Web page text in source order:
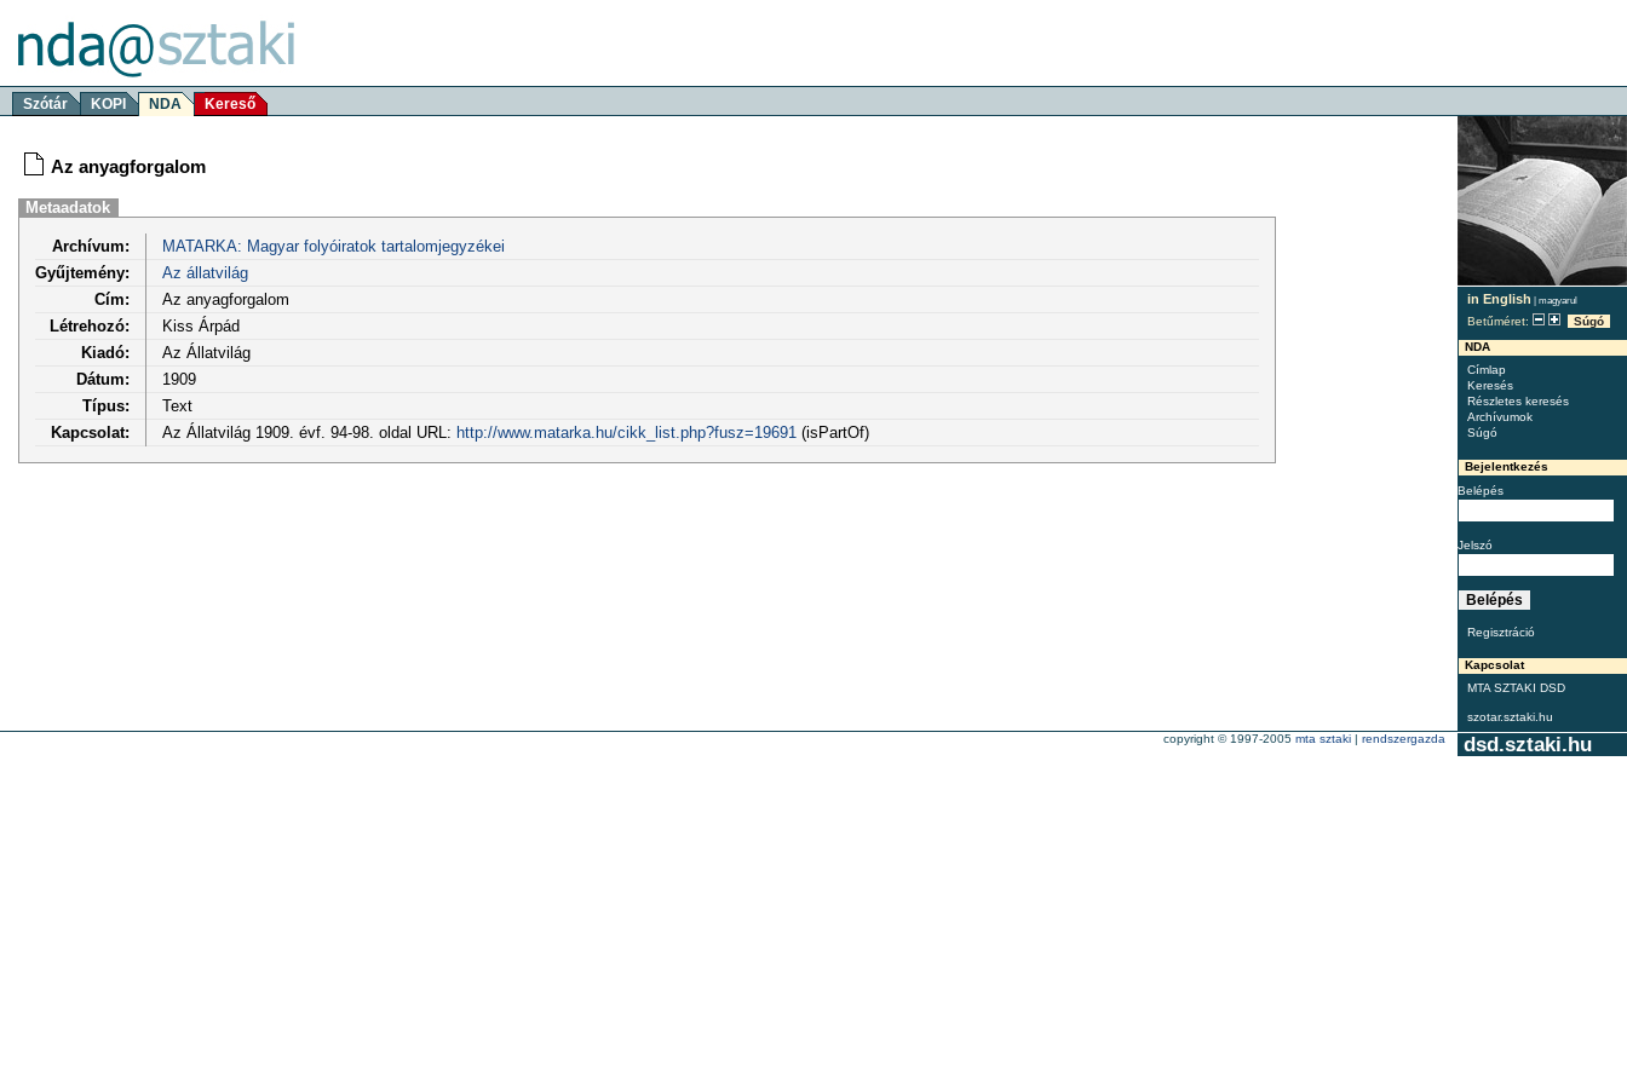
Szótár KOPI NDA Kereső
in English | magyarul
Betűméret:
Súgó
NDA
Címlap
Keresés
Részletes keresés
Archívumok
Súgó
Bejelentkezés
Belépés
Jelszó
Regisztráció
Kapcsolat
MTA SZTAKI DSD
szotar.sztaki.hu
Az anyagforgalom
Metaadatok
Archívum:
MATARKA: Magyar folyóiratok tartalomjegyzékei
Gyűjtemény:
Az állatvilág
Cím:
Az anyagforgalom
Létrehozó:
Kiss Árpád
Kiadó:
Az Állatvilág
Dátum:
1909
Típus:
Text
Kapcsolat:
Az Állatvilág 1909. évf. 94-98. oldal URL: http://www.matarka.hu/cikk_list.php?fusz=19691 (isPartOf)
dsd.sztaki.hu
copyright © 1997-2005 mta sztaki | rendszergazda